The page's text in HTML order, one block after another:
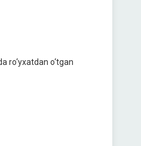
ro‘yxatdan o‘tgan